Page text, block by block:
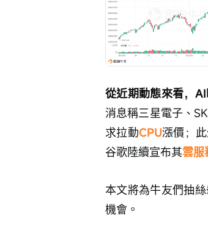
從近期動態來看，
消息稱三星電子、
求拉動CPU漲價；
谷歌陸續宣布其雲服
本文將為牛友們抽
機會。